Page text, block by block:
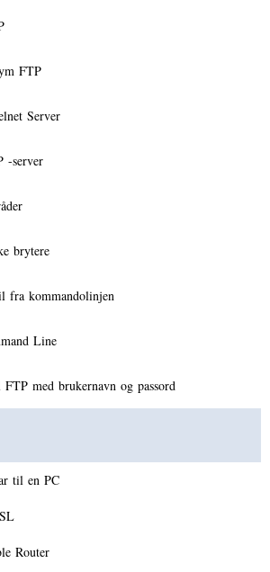
FTP
Server
-server
brytere
fra kommandolinjen
Line
med brukernavn og passord
til en PC
Router